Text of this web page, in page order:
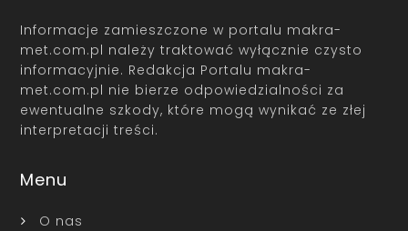
Informacje zamieszczone w portalu makra-
met.com.pl należy traktować wyłącznie czysto
informacyjnie. Redakcja Portalu makra-
met.com.pl nie bierze odpowiedzialności za
ewentualne szkody, które mogą wynikać ze złej
interpretacji treści.
Menu
O nas